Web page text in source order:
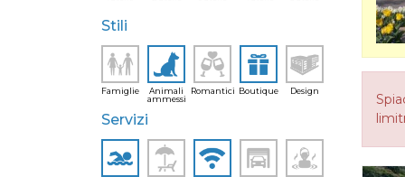
Stili
Famiglie
Animali
ammessi
Romantici Boutique Design
Servizi